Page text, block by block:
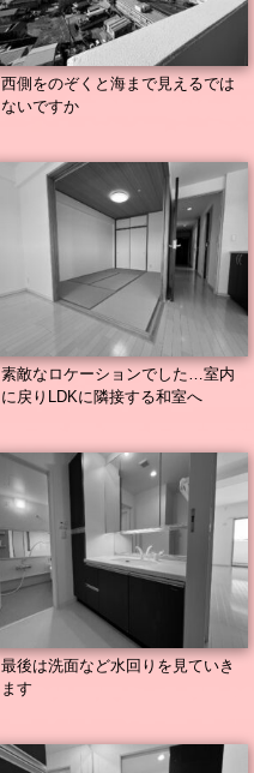
西側をのぞくと海まで見えるでは
ないですか
素敵なロケーションでした…室内
に戻りLDKに隣接する和室へ
最後は洗面など水回りを見ていき
ます